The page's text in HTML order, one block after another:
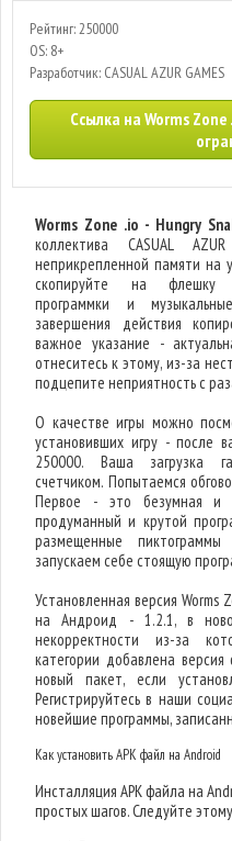
Рейтинг: 250000
OS: 8+
Разработчик: CASUAL AZUR GAMES
Ссылка на Worms
Worms Zone .io - Hungry
коллектива CASUAL
неприкрепленной памяти на
скопируйте на флешку
программки и
завершения действия
важное указание -
отнеситесь к этому, из-за
подцепите неприятность с
О качестве игры можно
установивших игру - после
250000. Ваша загрузка
счетчиком. Попытаемся
Первое - это безумная и
продуманный и крутой
размещенные
запускаем себе стоящую
Установленная версия
на Андроид - 1.2.1, в
некорректности из-за
категории добавлена
новый пакет, если
Регистрируйтесь в наши
новейшие программы,
Как установить APK файл на Android
Инсталляция APK файла на
простых шагов. Следуйте